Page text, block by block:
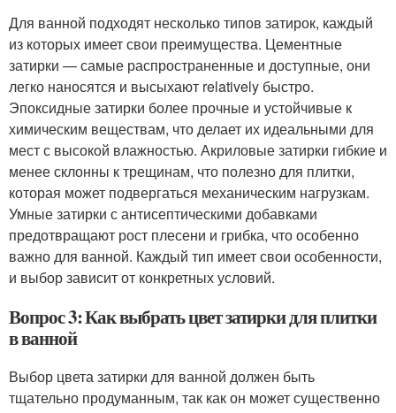
Для ванной подходят несколько типов затирок, каждый
из которых имеет свои преимущества. Цементные
затирки — самые распространенные и доступные, они
легко наносятся и высыхают relatively быстро.
Эпоксидные затирки более прочные и устойчивые к
химическим веществам, что делает их идеальными для
мест с высокой влажностью. Акриловые затирки гибкие и
менее склонны к трещинам, что полезно для плитки,
которая может подвергаться механическим нагрузкам.
Умные затирки с антисептическими добавками
предотвращают рост плесени и грибка, что особенно
важно для ванной. Каждый тип имеет свои особенности,
и выбор зависит от конкретных условий.
Вопрос 3: Как выбрать цвет затирки для плитки
в ванной
Выбор цвета затирки для ванной должен быть
тщательно продуманным, так как он может существенно